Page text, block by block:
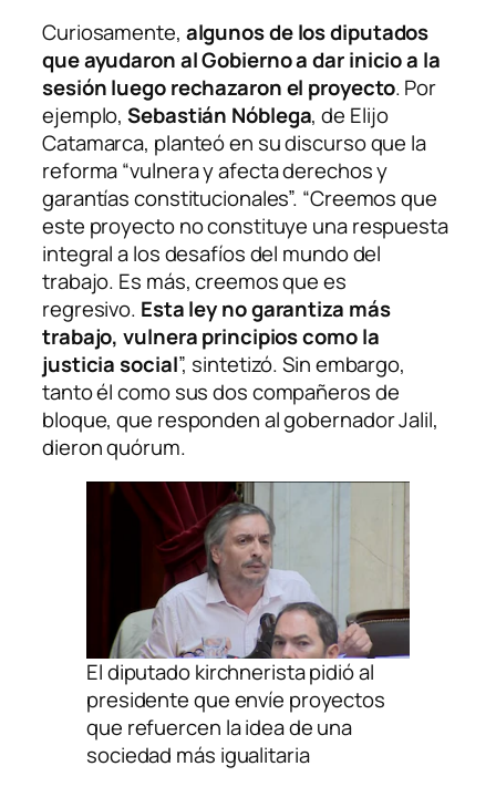
Curiosamente, algunos de los diputados
que ayudaron al Gobierno a dar inicio a la
sesión luego rechazaron el proyecto. Por
ejemplo,Sebastián Nóblega, de Elijo
Catamarca, planteó en su discurso que la
reforma “vulnera y afecta derechos y
garantías constitucionales”. “Creemos que
este proyecto no constituye una respuesta
integral a los desafíos del mundo del
trabajo. Es más, creemos que es
regresivo. Esta ley no garantiza más
trabajo, vulnera principios como la
justicia social”, sintetizó. Sin embargo,
tanto él como sus dos compañeros de
bloque, que responden al gobernador Jalil,
dieron quórum.
El diputado kirchnerista pidió al
presidente que envíe proyectos
que refuercen la idea de una
sociedad más igualitaria